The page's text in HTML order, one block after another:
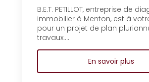
B.E.T. PETILLOT, entreprise de
immobilier à Menton, est à
pour un projet de plan
travaux....
En savoir plus